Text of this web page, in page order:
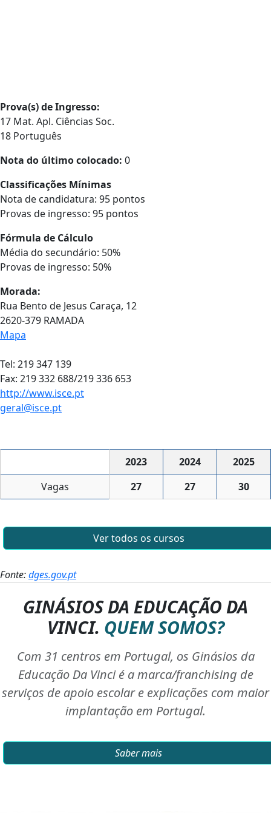
Prova(s) de Ingresso:
17 Mat. Apl. Ciências Soc.
18 Português
Nota do último colocado: 0
Classificações Mínimas
Nota de candidatura: 95 pontos
Provas de ingresso: 95 pontos
Fórmula de Cálculo
Média do secundário: 50%
Provas de ingresso: 50%
Morada:
Rua Bento de Jesus Caraça, 12
2620-379 RAMADA
Mapa
Tel: 219 347 139
Fax: 219 332 688/219 336 653
http://www.isce.pt
geral@isce.pt
2023 2024
2025
Vagas
27 27 30
Ver todos os cursos
Fonte:dges.gov.pt
GINÁSIOS DA EDUCAÇÃO DA
VINCI. QUEM SOMOS?
Com 31 centros em Portugal, os Ginásios da
Educação Da Vinci é a marca/franchising de
serviços de apoio escolar e explicações com maior
implantação em Portugal.
Saber mais